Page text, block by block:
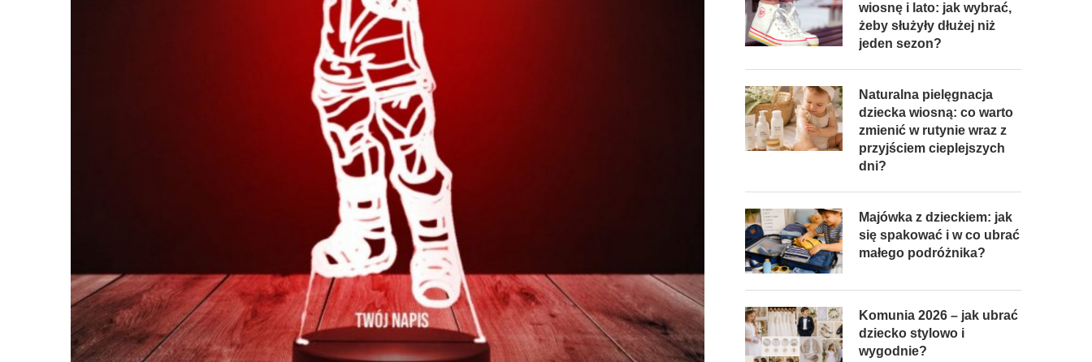
wiosnę i lato: jak wybrać,
żeby służyły dłużej niż
jeden sezon?
Naturalna pielęgnacja
dziecka wiosną: co warto
zmienić w rutynie wraz z
przyjściem cieplejszych
dni?
Majówka z dzieckiem: jak
się spakować i w co ubrać
małego podróżnika?
Komunia 2026 – jak ubrać
dziecko stylowo i
wygodnie?